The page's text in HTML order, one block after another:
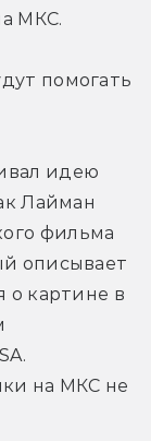
МКС.
помогать
идею
Лайман
фильма
описывает
о картине в
на МКС не